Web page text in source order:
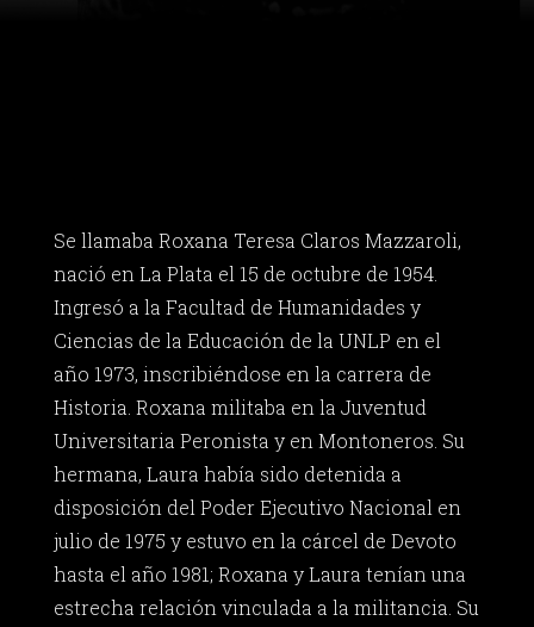
Se llamaba Roxana Teresa Claros Mazzaroli,
nació en La Plata el 15 de octubre de 1954.
Ingresó a la Facultad de Humanidades y
Ciencias de la Educación de la UNLP en el
año 1973, inscribiéndose en la carrera de
Historia. Roxana militaba en la Juventud
Universitaria Peronista y en Montoneros. Su
hermana, Laura había sido detenida a
disposición del Poder Ejecutivo Nacional en
julio de 1975 y estuvo en la cárcel de Devoto
hasta el año 1981; Roxana y Laura tenían una
estrecha relación vinculada a la militancia. Su